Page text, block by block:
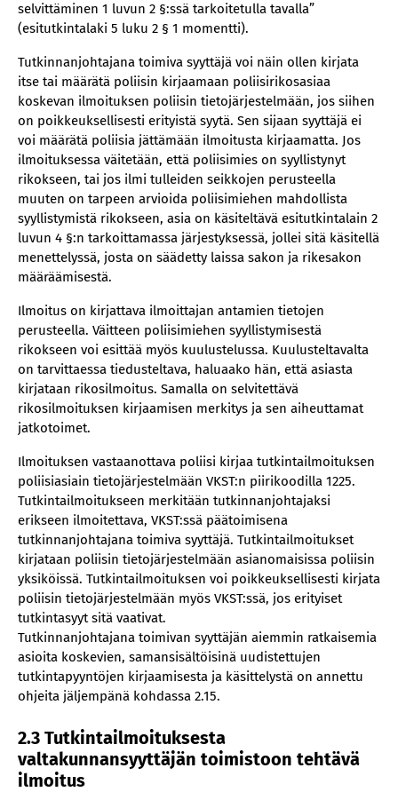
selvittäminen 1 luvun 2 §:ssä tarkoitetulla tavalla”
(esitutkintalaki 5 luku 2 § 1 momentti).
Tutkinnanjohtajana toimiva syyttäjä voi näin ollen kirjata
itse tai määrätä poliisin kirjaamaan poliisirikosasiaa
koskevan ilmoituksen poliisin tietojärjestelmään, jos siihen
on poikkeuksellisesti erityistä syytä. Sen sijaan syyttäjä ei
voi määrätä poliisia jättämään ilmoitusta kirjaamatta. Jos
ilmoituksessa väitetään, että poliisimies on syyllistynyt
rikokseen, tai jos ilmi tulleiden seikkojen perusteella
muuten on tarpeen arvioida poliisimiehen mahdollista
syyllistymistä rikokseen, asia on käsiteltävä esitutkintalain 2
luvun 4 §:n tarkoittamassa järjestyksessä, jollei sitä käsitellä
menettelyssä, josta on säädetty laissa sakon ja rikesakon
määräämisestä.
Ilmoitus on kirjattava ilmoittajan antamien tietojen
perusteella. Väitteen poliisimiehen syyllistymisestä
rikokseen voi esittää myös kuulustelussa. Kuulusteltavalta
on tarvittaessa tiedusteltava, haluaako hän, että asiasta
kirjataan rikosilmoitus. Samalla on selvitettävä
rikosilmoituksen kirjaamisen merkitys ja sen aiheuttamat
jatkotoimet.
Ilmoituksen vastaanottava poliisi kirjaa tutkintailmoituksen
poliisiasiain tietojärjestelmään VKST:n piirikoodilla 1225.
Tutkintailmoitukseen merkitään tutkinnanjohtajaksi
erikseen ilmoitettava, VKST:ssä päätoimisena
tutkinnanjohtajana toimiva syyttäjä. Tutkintailmoitukset
kirjataan poliisin tietojärjestelmään asianomaisissa poliisin
yksiköissä. Tutkintailmoituksen voi poikkeuksellisesti kirjata
poliisin tietojärjestelmään myös VKST:ssä, jos erityiset
tutkintasyyt sitä vaativat.
Tutkinnanjohtajana toimivan syyttäjän aiemmin ratkaisemia
asioita koskevien, samansisältöisinä uudistettujen
tutkintapyyntöjen kirjaamisesta ja käsittelystä on annettu
ohjeita jäljempänä kohdassa 2.15.
2.3 Tutkintailmoituksesta
valtakunnansyyttäjän toimistoon tehtävä
ilmoitus